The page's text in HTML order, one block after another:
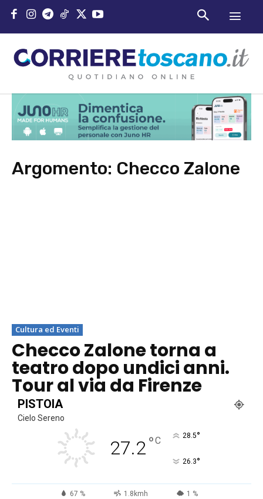
Argomento: Checco Zalone
Cultura ed Eventi
Checco Zalone torna a
teatro dopo undici anni.
Tour al via da Firenze
PISTOIA
Cielo Sereno
27.2°C 28.5°
26.3°
67 % 1.8kmh 1 %